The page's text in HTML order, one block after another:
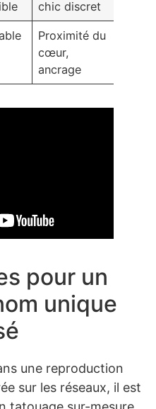
chic discret
Proximité du
cœur,
ancrage
pour un
unique
une reproduction
sur les réseaux, il est